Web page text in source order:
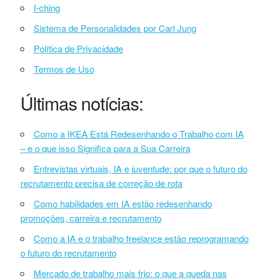
I-ching
Sistema de Personalidades por Carl Jung
Política de Privacidade
Termos de Uso
Últimas notícias:
Como a IKEA Está Redesenhando o Trabalho com IA
– e o que isso Significa para a Sua Carreira
Entrevistas virtuais, IA e juventude: por que o futuro do
recrutamento precisa de correção de rota
Como habilidades em IA estão redesenhando
promoções, carreira e recrutamento
Como a IA e o trabalho freelance estão reprogramando
o futuro do recrutamento
Mercado de trabalho mais frio: o que a queda nas